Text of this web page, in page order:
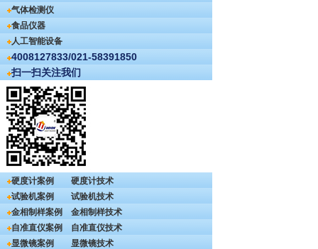
气体检测仪
食品仪器
人工智能设备
4008127833/021-58391850
扫一扫关注我们
硬度计案例
硬度计技术
试验机案例
试验机技术
金相制样案例
金相制样技术
自准直仪案例
自准直仪技术
显微镜案例
显微镜技术